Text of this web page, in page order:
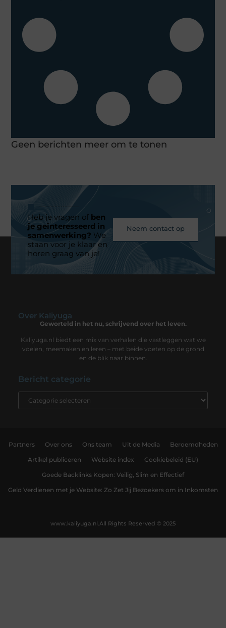
Geen berichten meer om te tonen
Heb je vragen ofben
je geïnteresseerd in
samenwerking? We
staan voor je klaar en
horen graag van je!
Neem contact op
Over Kaliyuga
Geworteld in het nu, schrijvend over het leven.
Kaliyuga.nl biedt een mix van verhalen die vastleggen wat we
voelen, meemaken en leren – met beide voeten op de grond
en de blik naar binnen.
Bericht categorie
Partners Over ons Ons team Uit de Media Beroemdheden
Artikel publiceren Website index Cookiebeleid (EU)
Goede Backlinks Kopen: Veilig, Slim en Effectief
Geld Verdienen met je Website: Zo Zet Jij Bezoekers om in Inkomsten
All Rights Reserved © 2025
www.kaliyuga.nl.